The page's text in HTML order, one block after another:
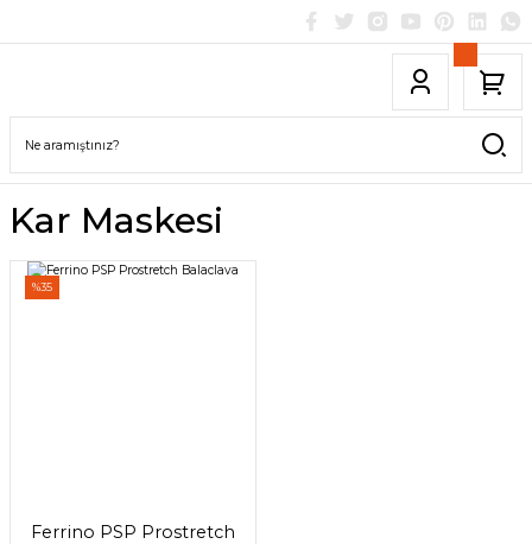
Kar Maskesi
%35
Ferrino PSP Prostretch